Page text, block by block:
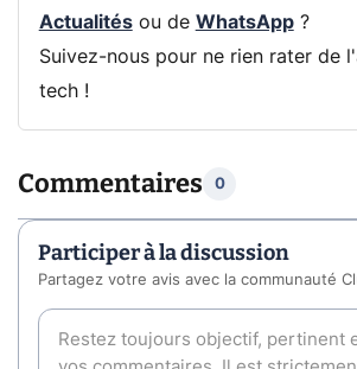
Actualitésou de WhatsApp?
Suivez-nous pour ne rien rater de
tech !
Commentaires 0
Participer à la discussion
Partagez votre avis avec la communauté